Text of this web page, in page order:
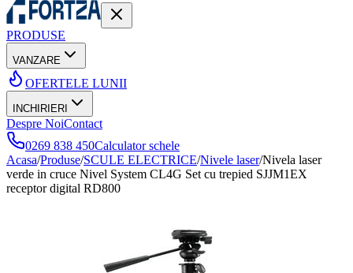
PRODUSE
VANZARE
OFERTELE LUNII
INCHIRIERI
Despre NoiContact
0269 838 450Calculator schele
Acasa/Produse/SCULE ELECTRICE/Nivele laser/Nivela laser
verde in cruce Nivel System CL4G Set cu trepied SJJM1EX
receptor digital RD800